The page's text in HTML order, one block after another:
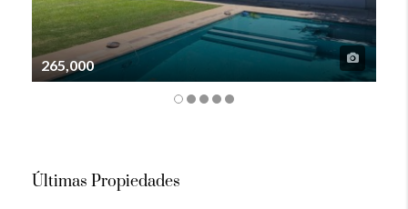
265,000
Últimas Propiedades